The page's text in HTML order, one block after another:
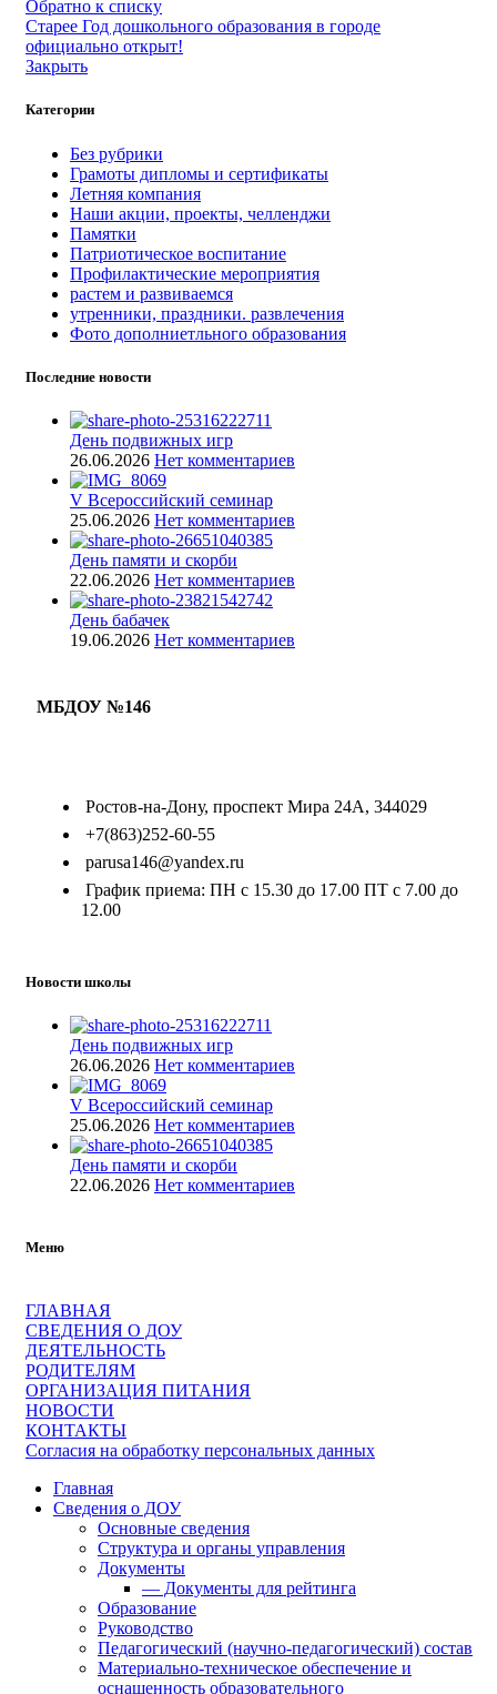
Обратно к списку
Старее Год дошкольного образования в городе
официально открыт!
Закрыть
Категории
Без рубрики
Грамоты дипломы и сертификаты
Летняя компания
Наши акции, проекты, челленджи
Памятки
Патриотическое воспитание
Профилактические мероприятия
растем и развиваемся
утренники, праздники. развлечения
Фото дополниетльного образования
Последние новости
День подвижных игр
26.06.2026 Нет комментариев
V Всероссийский семинар
25.06.2026 Нет комментариев
День памяти и скорби
22.06.2026 Нет комментариев
День бабачек
19.06.2026 Нет комментариев
МБДОУ №146
Ростов-на-Дону, проспект Мира 24А, 344029
+7(863)252-60-55
parusa146@yandex.ru
График приема: ПН с 15.30 до 17.00 ПТ с 7.00 до
12.00
Новости школы
День подвижных игр
26.06.2026 Нет комментариев
V Всероссийский семинар
25.06.2026 Нет комментариев
День памяти и скорби
22.06.2026 Нет комментариев
Меню
ГЛАВНАЯ
СВЕДЕНИЯ О ДОУ
ДЕЯТЕЛЬНОСТЬ
РОДИТЕЛЯМ
ОРГАНИЗАЦИЯ ПИТАНИЯ
НОВОСТИ
КОНТАКТЫ
Согласия на обработку персональных данных
Главная
Сведения о ДОУ
Основные сведения
Структура и органы управления
Документы
— Документы для рейтинга
Образование
Руководство
Педагогический (научно-педагогический) состав
Материально-техническое обеспечение и
оснащенность образовательного